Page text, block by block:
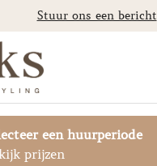
Stuur ons een bericht